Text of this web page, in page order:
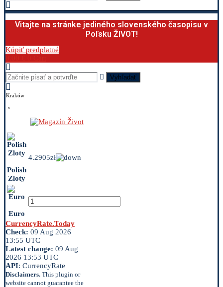
Vitajte na stránke jediného slovenského časopisu v
Poľsku ŽIVOT!
Kúpiť predplatné
Vyhľadať
Kraków
-º
Polish
Zloty
4.2905zł
Euro
CurrencyRate.Today
Check: 09 Aug 2026
13:55 UTC
Latest change: 09 Aug
2026 13:53 UTC
API: CurrencyRate
Disclaimers. This plugin or
website cannot guarantee the